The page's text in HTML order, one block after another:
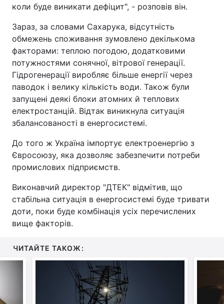
коли буде виникати дефіцит", - розповів він.
Зараз, за словами Сахарука, відсутність
обмежень споживання зумовлено декількома
факторами: теплою погодою, додатковими
потужностями сонячної, вітрової генерації.
Гідрогенерації виробляє більше енергії через
паводок і велику кількість води. Також були
запущені деякі блоки атомних й теплових
електростанцій. Відтак виникнула ситуація
збалансованості в енергосистемі.
До того ж Україна імпортує електроенергію з
Євросоюзу, яка дозволяє забезпечити потреби
промислових підприємств.
Виконавчий директор "ДТЕК" відмітив, що
стабільна ситуація в енергосистемі буде тривати
доти, поки буде комбінація усіх перечислених
вище факторів.
ЧИТАЙТЕ ТАКОЖ: